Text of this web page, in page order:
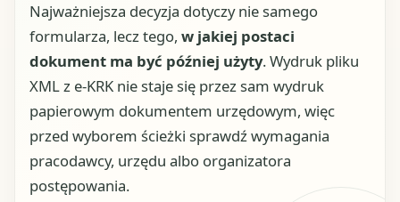
Najważniejsza decyzja dotyczy nie samego
formularza, lecz tego, w jakiej postaci
dokument ma być później użyty. Wydruk pliku
XML z e-KRK nie staje się przez sam wydruk
papierowym dokumentem urzędowym, więc
przed wyborem ścieżki sprawdź wymagania
pracodawcy, urzędu albo organizatora
postępowania.